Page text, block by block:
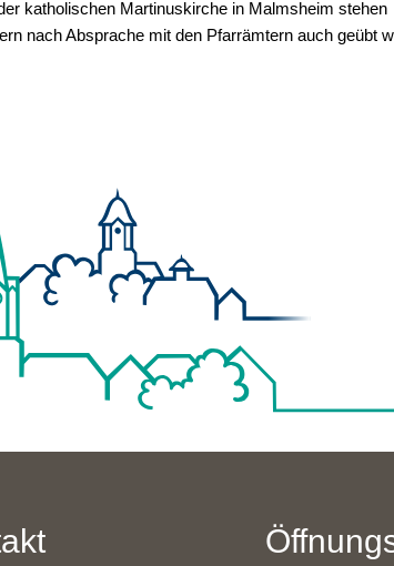
katholischen Martinuskirche in Malmsheim stehen
nach Absprache mit den Pfarrämtern auch geübt